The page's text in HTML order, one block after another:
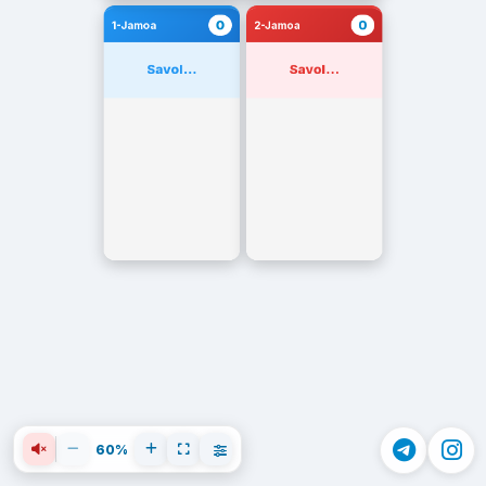
1-Jamoa 0
Savol...
2-Jamoa 0
Savol...
60%